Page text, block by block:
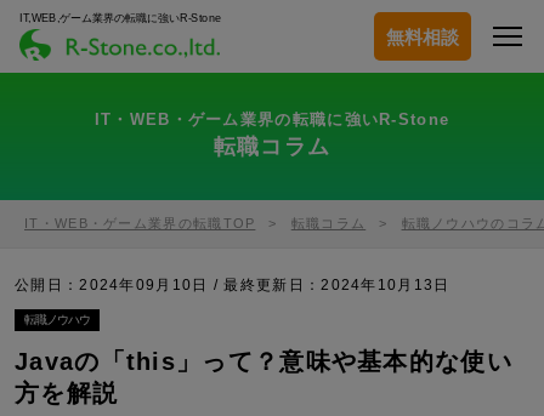
IT,WEB,ゲーム業界の転職に強いR-Stone
無料相談
IT・WEB・ゲーム業界の転職に強いR-Stone
転職コラム
IT・WEB・ゲーム業界の転職TOP 転職コラム 転職ノウハウのコラ
公開日：2024年09月10日 / 最終更新日：2024年10月13日
転職ノウハウ
Javaの「this」って？意味や基本的な使い
方を解説